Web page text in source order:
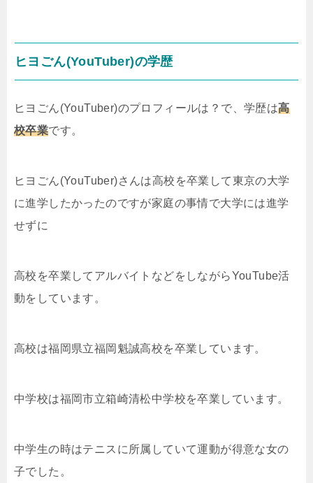
ヒヨごん(YouTuber)の学歴
ヒヨごん(YouTuber)のプロフィールは？で、学歴は高
校卒業です。
ヒヨごん(YouTuber)さんは高校を卒業して東京の大学
に進学したかったのですが家庭の事情で大学には進学
せずに
高校を卒業してアルバイトなどをしながらYouTube活
動をしています。
高校は福岡県立福岡魁誠高校を卒業しています。
中学校は福岡市立箱崎清松中学校を卒業しています。
中学生の時はテニスに所属していて運動が得意な女の
子でした。